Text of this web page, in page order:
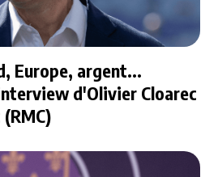
Europe, argent...
d'Olivier Cloarec